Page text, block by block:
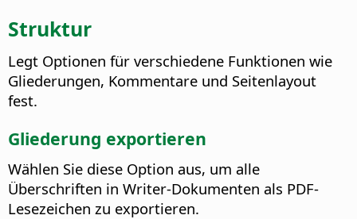
Struktur
Legt Optionen für verschiedene Funktionen wie
Gliederungen, Kommentare und Seitenlayout
fest.
Gliederung exportieren
Wählen Sie diese Option aus, um alle
Überschriften in Writer-Dokumenten als PDF-
Lesezeichen zu exportieren.